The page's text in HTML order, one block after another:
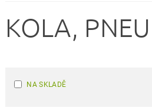
KOLA, PNEU
NA SKLADĚ